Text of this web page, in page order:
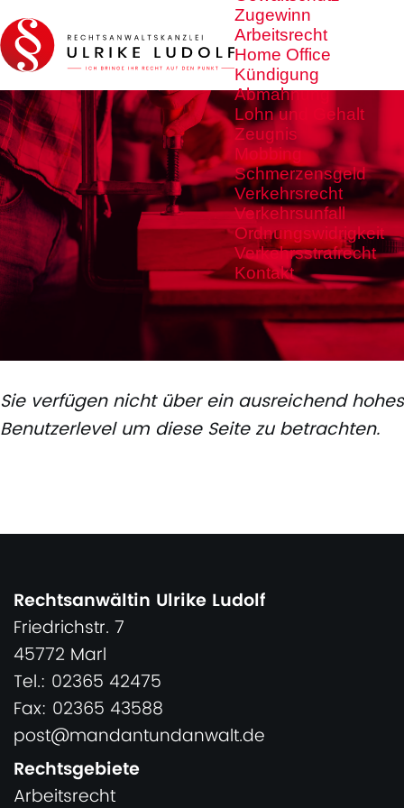
Zugewinn
Arbeitsrecht
Home Office
Kündigung
Abmahnung
Lohn und Gehalt
Zeugnis
Mobbing
Schmerzensgeld
Verkehrsrecht
Verkehrsunfall
Ordnungswidrigkeit
Verkehrsstrafrecht
Kontakt
Sie verfügen nicht über ein ausreichend hohes
Benutzerlevel um diese Seite zu betrachten.
Rechtsanwältin Ulrike Ludolf
Friedrichstr. 7
45772 Marl
Tel.: 02365 42475
Fax: 02365 43588
post@mandantundanwalt.de
Rechtsgebiete
Arbeitsrecht